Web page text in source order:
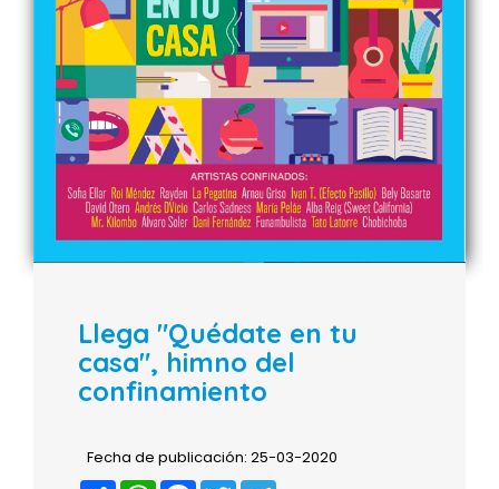
Llega "Quédate en tu
casa", himno del
confinamiento
Fecha de publicación: 25-03-2020